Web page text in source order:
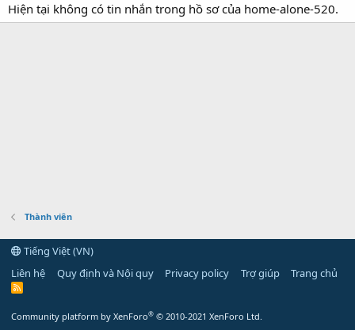
Hiện tại không có tin nhắn trong hồ sơ của home-alone-520.
Thành viên
Tiếng Việt (VN)
Liên hệ
Quy định và Nội quy Privacy policy Trợ giúp Trang chủ
R
Community platform by XenForo® © 2010-2021 XenForo Ltd.